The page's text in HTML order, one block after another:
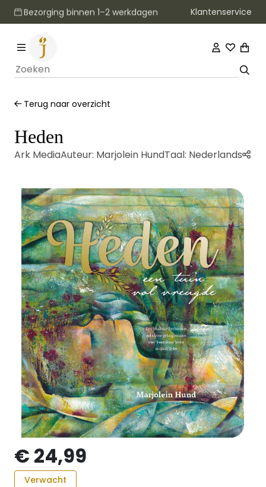
Bezorging binnen 1–2 werkdagen Klantenservice
Terug naar overzicht
Heden
Ark MediaAuteur: Marjolein HundTaal: Nederlands
€ 24,99
Verwacht